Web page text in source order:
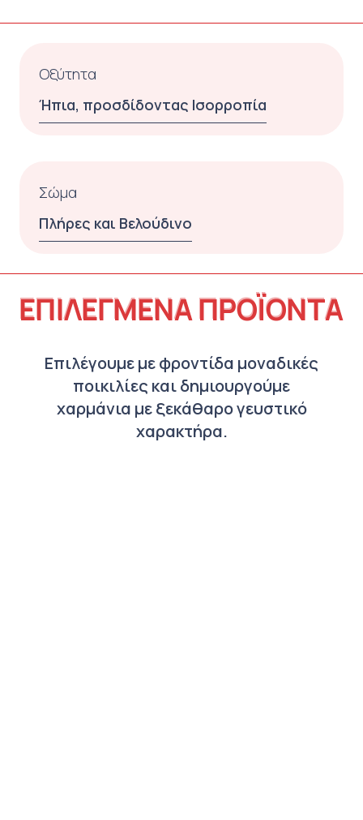
Οξύτητα
Ήπια, προσδίδοντας Ισορροπία
Σώμα
Πλήρες και Βελούδινο
ΕΠΙΛΕΓΜΕΝΑ ΠΡΟΪΟΝΤΑ
Επιλέγουμε με φροντίδα μοναδικές
ποικιλίες και δημιουργούμε
χαρμάνια με ξεκάθαρο γευστικό
χαρακτήρα.